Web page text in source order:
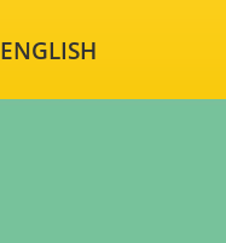
ENGLISH